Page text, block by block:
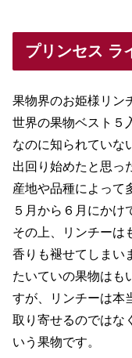
プリンセス ラ
果物界のお姫様リン
世界の果物ベスト５
なのに知られていな
出回り始めたと思っ
産地や品種によって
５月から６月にかけ
その上、リンチーは
香りも褪せてしまい
たいていの果物はも
すが、リンチーは本
取り寄せるのではな
いう果物です。